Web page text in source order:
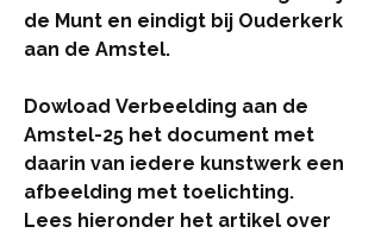
de Munt en eindigt bij Ouderkerk
aan de Amstel.
Dowload Verbeelding aan de
Amstel-25 het document met
daarin van iedere kunstwerk een
afbeelding met toelichting.
Lees hieronder het artikel over